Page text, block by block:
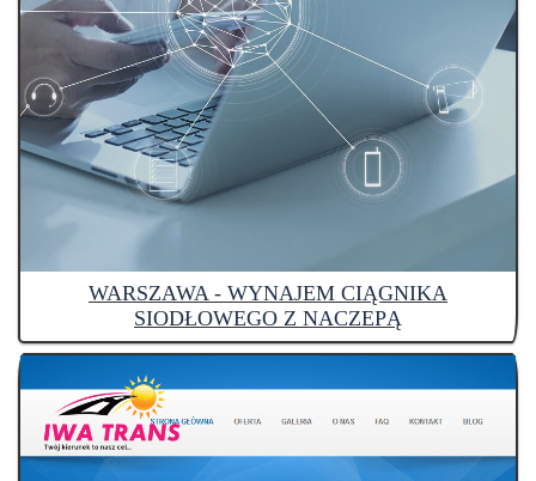
WARSZAWA - WYNAJEM CIĄGNIKA
SIODŁOWEGO Z NACZEPĄ